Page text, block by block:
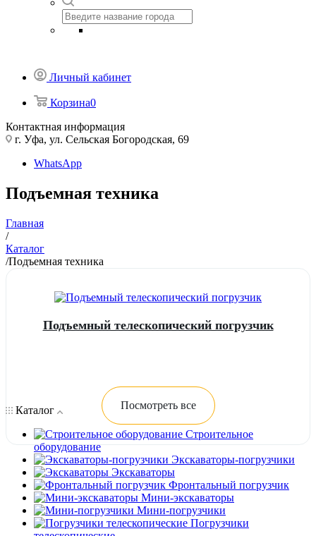
Личный кабинет
Корзина0
Контактная информация
г. Уфа, ул. Сельская Богородская, 69
WhatsApp
Подъемная техника
Главная
/
Каталог
/Подъемная техника
Подъемный телескопический погрузчик
Посмотреть все
Каталог
Строительное
оборудование
Экскаваторы-погрузчики
Экскаваторы
Фронтальный погрузчик
Мини-экскаваторы
Мини-погрузчики
Погрузчики